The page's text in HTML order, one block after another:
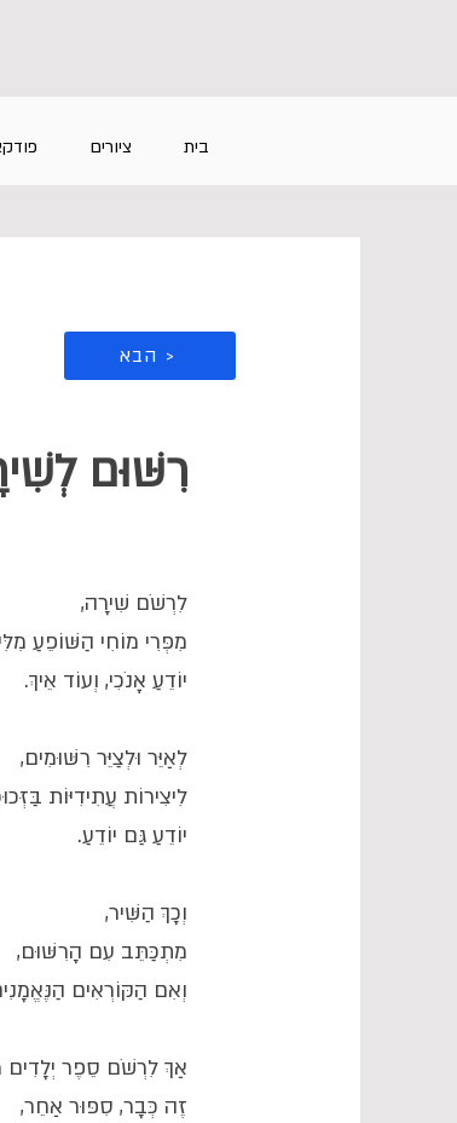
בית ציורים
הבא >
רִשּׁוּם
לִרְשֹׁם שִׁירָה,
מִפְּרִי מוֹחִי הַשּׁוֹפֵעַ
יוֹדֵעַ אָנֹכִי, וְעוֹד אֵיךְ.
לְאַיֵּר וּלְצַיֵּר רִשּׁוּמִים,
לִיצִירוֹת עֲתִידִיּוֹת
יוֹדֵעַ גַּם יוֹדֵעַ.
וְכָךְ הַשִּׁיר,
מִתְכַּתֵּב עִם הָרִשּׁוּם,
וְאִם הַקּוֹרְאִים
אַךְ לִרְשֹׁם סֵפֶר יְלָדִים
זֶה כְּבָר, סִפּוּר אַחֵר,